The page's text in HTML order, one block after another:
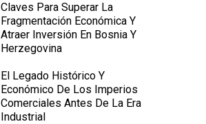
Claves Para Superar La
Fragmentación Económica Y
Atraer Inversión En Bosnia Y
Herzegovina
El Legado Histórico Y
Económico De Los Imperios
Comerciales Antes De La Era
Industrial